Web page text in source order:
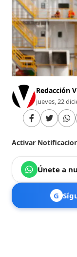
Redacción
jueves, 22
Activar
Únete a
G